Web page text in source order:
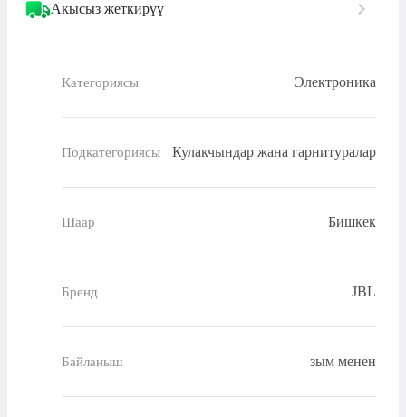
Акысыз жеткирүү
Категориясы Электроника
Подкатегориясы Кулакчындар жана гарнитуралар
Шаар Бишкек
Бренд JBL
Байланыш зым менен